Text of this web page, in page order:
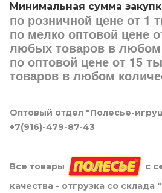
Минимальная сумма
по розничной цене от 1
по мелко оптовой цене
любых товаров в любом
по оптовой цене от 15
товаров в любом
Оптовый отдел "Полесье-
+7(916)-479-87-43
Все товары
с
качества - отгрузка со